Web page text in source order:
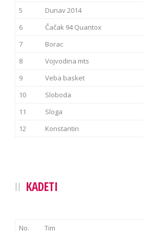
5
Dunav 2014
6
Čačak 94 Quantox
7
Borac
8
Vojvodina mts
9
Veba basket
10
Sloboda
11
Sloga
12
Konstantin
KADETI
No. Tim